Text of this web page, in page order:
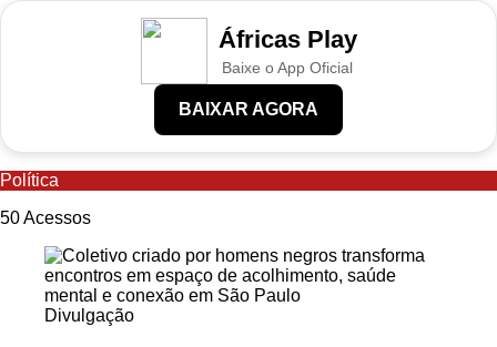
Áfricas Play
Baixe o App Oficial
BAIXAR AGORA
Política
50Acessos
Divulgação